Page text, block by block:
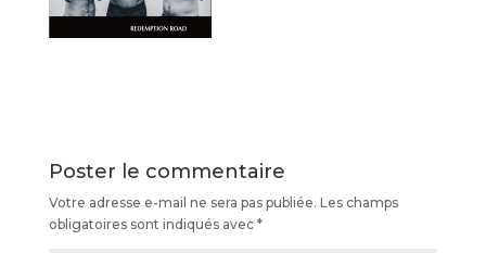
Poster le commentaire
Votre adresse e-mail ne sera pas publiée. Les champs
obligatoires sont indiqués avec *